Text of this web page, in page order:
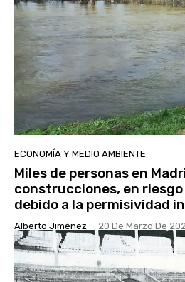
ECONOMÍA Y MEDIO AMBIENTE
Miles de personas en
construcciones, en
debido a la permisividad
Alberto Jiménez - 20 De Marzo De